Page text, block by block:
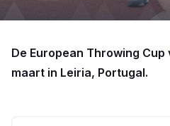
De European Throwing Cup
maart in Leiria, Portugal.